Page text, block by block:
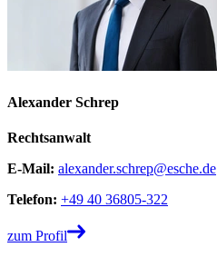
Alexander Schrep
Rechtsanwalt
E-Mail: alexander.schrep@esche.de
Telefon: +49 40 36805-322
zum Profil